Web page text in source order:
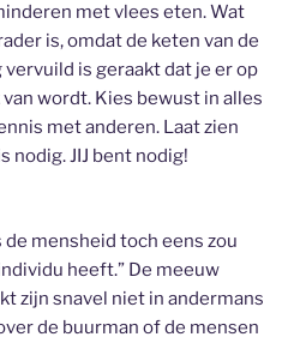
met vlees eten. Wat
is, omdat de keten van de
is geraakt dat je er op
wordt. Kies bewust in alles
met anderen. Laat zien
nodig. JIJ bent nodig!
de mensheid toch eens zou
heeft.” De meeuw
zijn snavel niet in andermans
de buurman of de mensen